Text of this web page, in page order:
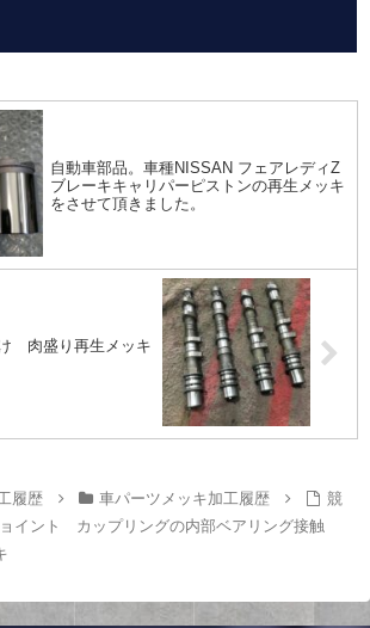
自動車部品。車種NISSAN フェアレディZ
ブレーキキャリパーピストンの再生メッキ
をさせて頂きました。
肉盛り再生メッキ
履歴 車パーツメッキ加工履歴
競
イント カップリングの内部ベアリング接触